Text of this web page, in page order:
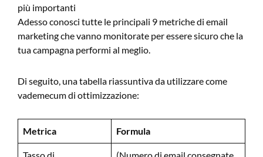
più importanti
Adesso conosci tutte le principali 9 metriche di email
marketing che vanno monitorate per essere sicuro che la
tua campagna performi al meglio.
Di seguito, una tabella riassuntiva da utilizzare come
vademecum di ottimizzazione:
Metrica Formula